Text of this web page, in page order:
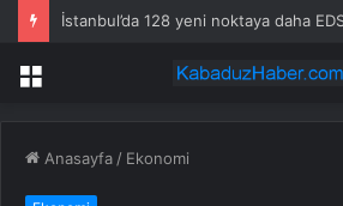
Menü
Anasayfa / Ekonomi